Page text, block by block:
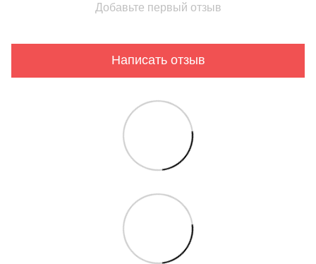
Добавьте первый отзыв
Написать отзыв